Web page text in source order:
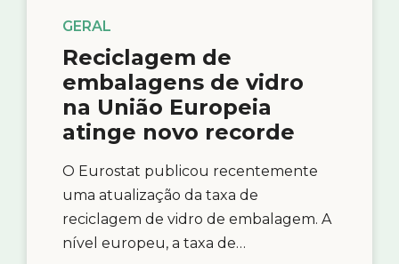
GERAL
Reciclagem de
embalagens de vidro
na União Europeia
atinge novo recorde
O Eurostat publicou recentemente
uma atualização da taxa de
reciclagem de vidro de embalagem. A
nível europeu, a taxa de…